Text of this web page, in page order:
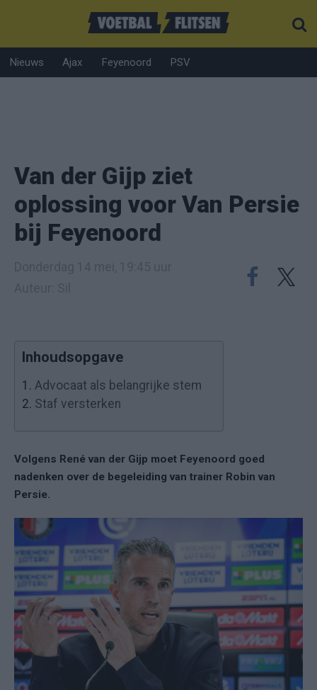
Nieuws Ajax Feyenoord PSV
Van der Gijp ziet
oplossing voor Van Persie
bij Feyenoord
Inhoudsopgave
1. Advocaat als belangrijke stem
2. Staf versterken
Volgens René van der Gijp moet Feyenoord goed
nadenken over de begeleiding van trainer Robin van
Persie.